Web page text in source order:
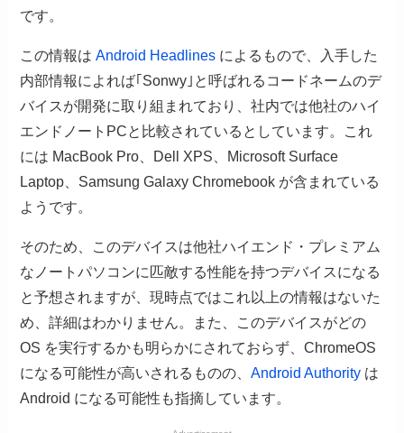
です。
この情報はAndroid Headlines によるもので、入手した
内部情報によれば｢Sonwy｣と呼ばれるコードネームのデ
バイスが開発に取り組まれており、社内では他社のハイ
エンドノートPCと比較されているとしています。これ
には MacBook Pro、Dell XPS、Microsoft Surface
Laptop、Samsung Galaxy Chromebook が含まれている
ようです。
そのため、このデバイスは他社ハイエンド・プレミアム
なノートパソコンに匹敵する性能を持つデバイスになる
と予想されますが、現時点ではこれ以上の情報はないた
め、詳細はわかりません。また、このデバイスがどの
OS を実行するかも明らかにされておらず、ChromeOS
になる可能性が高いされるものの、Android Authority は
Android になる可能性も指摘しています。